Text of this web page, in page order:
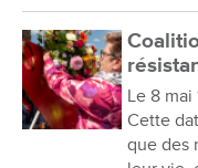
Le 8 mai
Cette
que des